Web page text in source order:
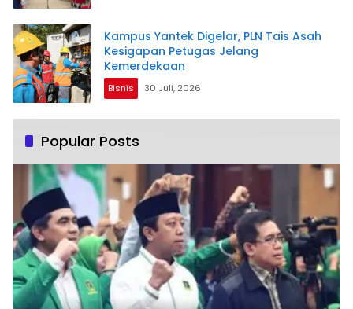
Kampus Yantek Digelar, PLN Tais Asah
Kesigapan Petugas Jelang
Kemerdekaan
Bisnis 30 Juli, 2026
Popular Posts